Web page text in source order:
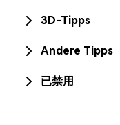
3D-Tipps
Andere Tipps
已禁用